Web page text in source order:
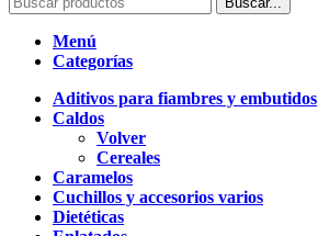
Menú
Categorías
Aditivos para fiambres y embutidos
Caldos
Volver
Cereales
Caramelos
Cuchillos y accesorios varios
Dietéticas